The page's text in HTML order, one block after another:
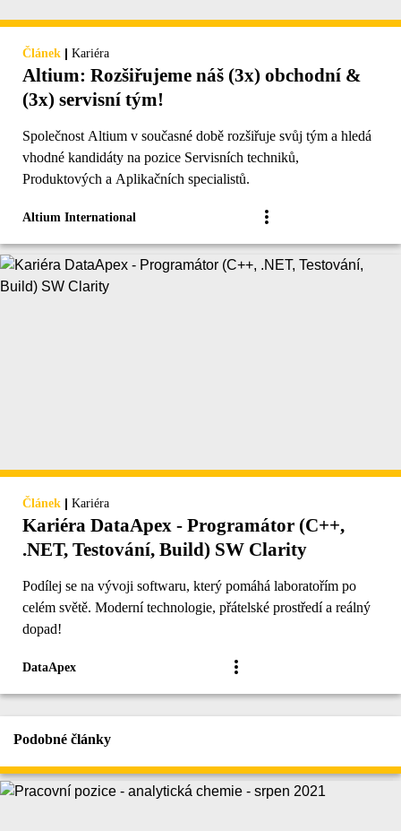
Článek | Kariéra
Altium: Rozšiřujeme náš (3x) obchodní &
(3x) servisní tým!
Společnost Altium v současné době rozšiřuje svůj tým a hledá
vhodné kandidáty na pozice Servisních techniků,
Produktových a Aplikačních specialistů.
Altium International
Článek | Kariéra
Kariéra DataApex - Programátor (C++,
.NET, Testování, Build) SW Clarity
Podílej se na vývoji softwaru, který pomáhá laboratořím po
celém světě. Moderní technologie, přátelské prostředí a reálný
dopad!
DataApex
Podobné články